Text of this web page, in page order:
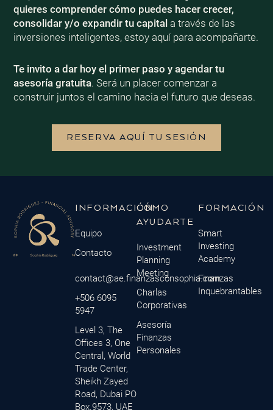
quieres comprender cómo puedes hacer crecer,
consolidar y/o expandir tu capitala través de las
inversiones inteligentes, estoy aquí para acompañarte.
Te invito a dar hoy el primer paso y agendar tu
asesoría gratuita. Será un placer comenzar a
construir juntos el camino hacia el futuro que deseas.
RESERVA AQUÍ TU SESIÓN
INFORMACIÓN
Equipo
Contacto
contact@ae.finanzasconsophia.com
+506 6095
5947
Level 3, The
Offices 3, One
Central, World
Trade Center,
Sheikh Zayed
Road, Dubai PO
Box.9573, UAE
CÓMO
AYUDARTE
Investment
Planning
Meeting
Charlas
Corporativas
Asesoría
Finanzas
Personales
FORMACIÓN
Smart
Investing
Academy
Finanzas
Inquebrantables